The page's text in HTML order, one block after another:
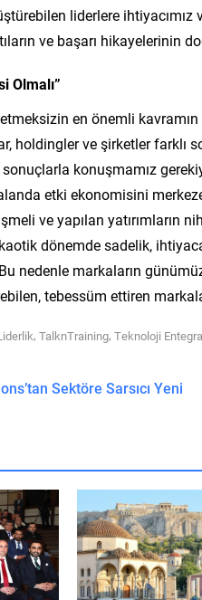
liderlere
ve başarı hikayelerinin
Olmalı”
en önemli
holdingler ve şirketler
sonuçlarla konuşmamız
etki ekonomisini
ve yapılan yatırımların
dönemde sadelik,
nedenle markaların
tebessüm ettiren
, TalknTraining, Teknoloji
Sektöre Sarsıcı Yeni